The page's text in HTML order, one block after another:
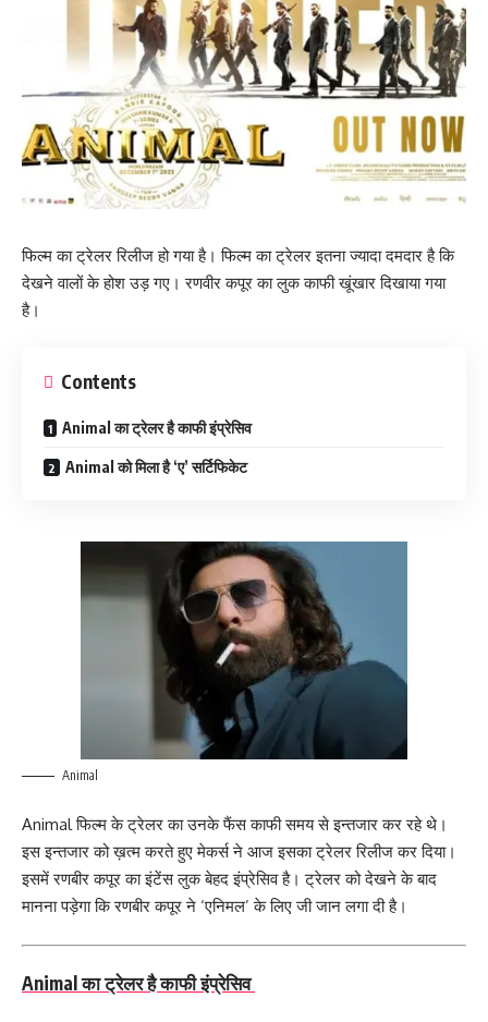
फिल्म का ट्रेलर रिलीज हो गया है। फिल्म का ट्रेलर इतना ज्यादा दमदार है कि
देखने वालों के होश उड़ गए। रणवीर कपूर का लुक काफी खूंखार दिखाया गया
है।
Contents
Animal का ट्रेलर है काफी इंप्रेसिव
Animal को मिला है ‘ए’ सर्टिफिकेट
Animal
Animal फिल्म के ट्रेलर का उनके फैंस काफी समय से इन्तजार कर रहे थे।
इस इन्तजार को ख़त्म करते हुए मेकर्स ने आज इसका ट्रेलर रिलीज कर दिया।
इसमें रणबीर कपूर का इंटेंस लुक बेहद इंप्रेसिव है। ट्रेलर को देखने के बाद
मानना पड़ेगा कि रणबीर कपूर ने ‘एनिमल’ के लिए जी जान लगा दी है।
Animal का ट्रेलर है काफी इंप्रेसिव